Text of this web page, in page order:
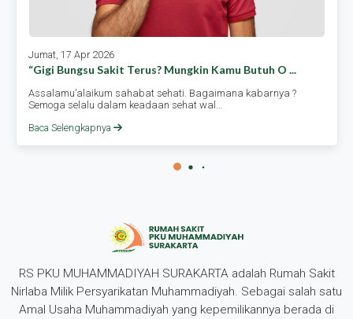
Jumat, 17 Apr 2026
“gigi Bungsu Sakit Terus? Mungkin Kamu Butuh O ...
Assalamu’alaikum sahabat sehati. Bagaimana kabarnya ?
Semoga selalu dalam keadaan sehat wal…
Baca Selengkapnya
RS PKU MUHAMMADIYAH SURAKARTA adalah Rumah Sakit
Nirlaba Milik Persyarikatan Muhammadiyah. Sebagai salah satu
Amal Usaha Muhammadiyah yang kepemilikannya berada di